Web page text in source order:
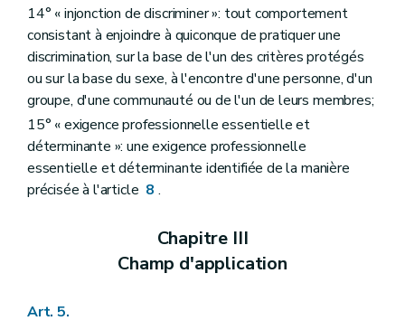
14° « injonction de discriminer »: tout comportement
consistant à enjoindre à quiconque de pratiquer une
discrimination, sur la base de l'un des critères protégés
ou sur la base du sexe, à l'encontre d'une personne, d'un
groupe, d'une communauté ou de l'un de leurs membres;
15° « exigence professionnelle essentielle et
déterminante »: une exigence professionnelle
essentielle et déterminante identifiée de la manière
précisée à l'article 8 .
Chapitre III
Champ d'application
Art. 5.